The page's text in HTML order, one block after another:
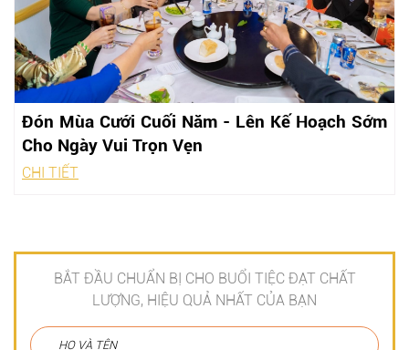
Đón Mùa Cưới Cuối Năm - Lên Kế Hoạch Sớm
Cho Ngày Vui Trọn Vẹn
CHI TIẾT
BẮT ĐẦU CHUẨN BỊ CHO BUỔI TIỆC ĐẠT CHẤT
LƯỢNG, HIỆU QUẢ NHẤT CỦA BẠN